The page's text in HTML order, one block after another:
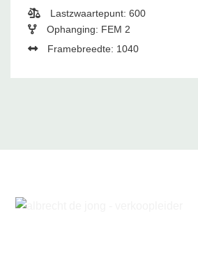
Lastzwaartepunt: 600
Ophanging: FEM 2
Framebreedte: 1040